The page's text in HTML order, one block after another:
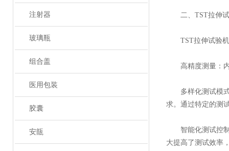
注射器
玻璃瓶
组合盖
医用包装
胶囊
安瓿
二、TST拉伸试
TST拉伸试验机
高精度测量：内
多样化测试模式
求。通过特定的测
智能化测试控制
大提高了测试效率